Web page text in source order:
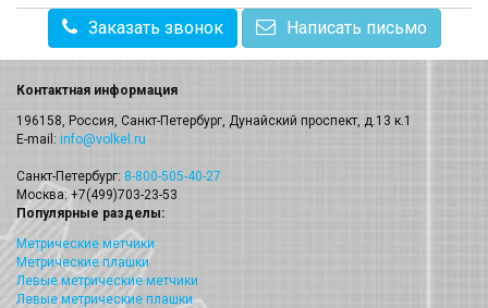
Заказать звонок Написать письмо
Контактная информация
196158, Россия, Санкт-Петербург, Дунайский проспект, д.13 к.1
E-mail: info@volkel.ru
Санкт-Петербург: 8-800-505-40-27
Москва: +7(499)703-23-53
Популярные разделы:
Метрические метчики
Метрические плашки
Левые метрические метчики
Левые метрические плашки